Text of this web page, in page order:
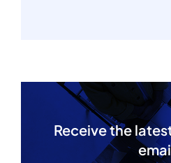
Receive the